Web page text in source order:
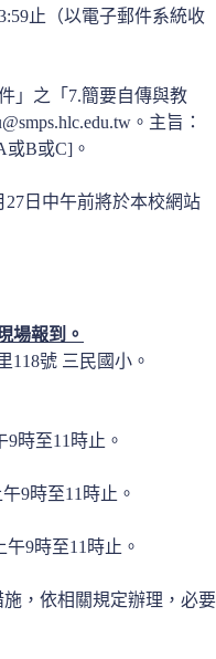
止（以電子郵件系統收
」之「7.簡要自傳與教
。主旨：
B或C]。
日中午前將於本校網站
場報到。
118號 三民國小。
時至11時止。
9時至11時止。
9時至11時止。
，依相關規定辦理，必要